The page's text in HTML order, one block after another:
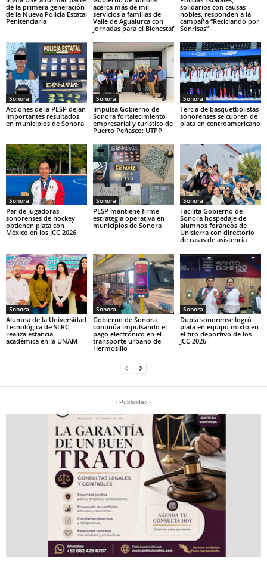
de la primera generación
de la Nueva Policía Estatal
Penitenciaria
acerca más de mil
servicios a familias de
Valle de Agualurca con
jornadas para el Bienestaf
solidarios con causas
nobles, responden a la
campaña “Reciclando por
Sonrisas”
Sonora
Acciones de la PESP dejan
importantes resultados
en municipios de Sonora
Sonora
Impulsa Gobierno de
Sonora fortalecimiento
empresarial y turístico de
Puerto Peñasco: UTPP
Sonora
Tercia de basquetbolistas
sonorenses se cubren de
plata en centroamericano
Sonora
Par de jugadoras
sonorenses de hockey
obtienen plata con
México en los JCC 2026
Sonora
PESP mantiene firme
estrategia operativa en
municipios de Sonora
Sonora
Facilita Gobierno de
Sonora hospedaje de
alumnos foráneos de
Unisierra con directorio
de casas de asistencia
Sonora
Alumna de la Universidad
Tecnológica de SLRC
realiza estancia
académica en la UNAM
Sonora
Gobierno de Sonora
continúa impulsando el
pago electrónico en el
transporte urbano de
Hermosillo
Sonora
Dupla sonorense logró
plata en equipo mixto en
el tiro deportivo de los
JCC 2026
- Publicidad -